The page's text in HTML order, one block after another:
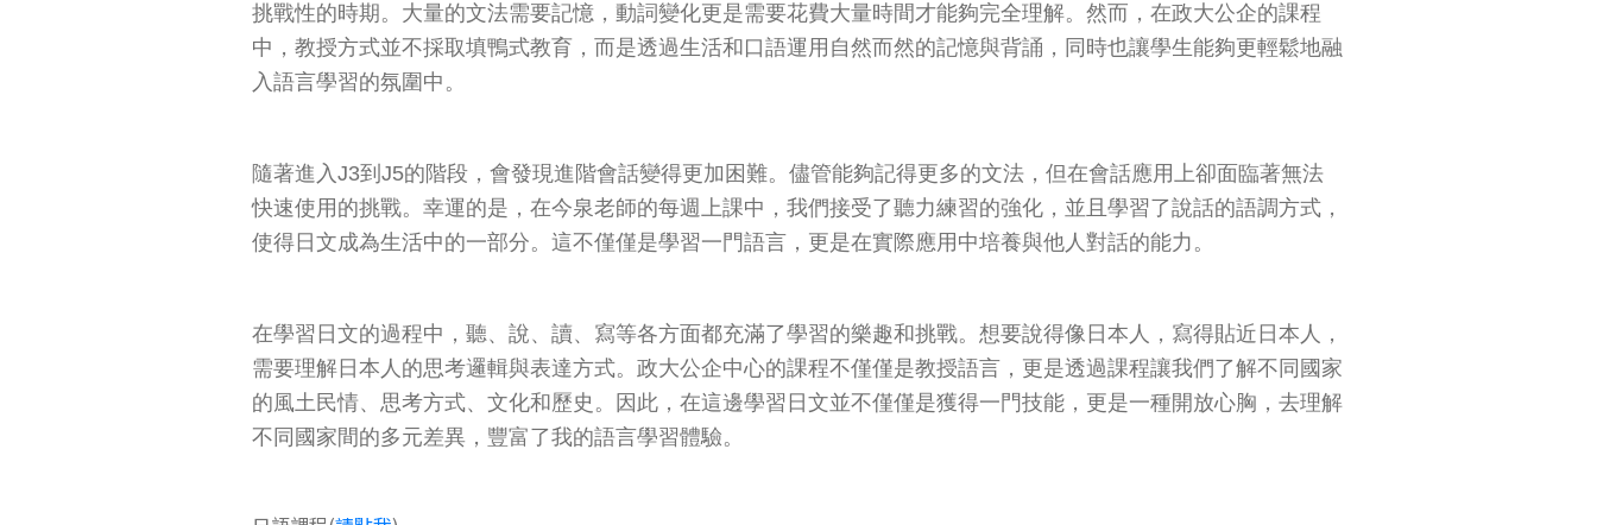
挑戰性的時期。大量的文法需要記憶，動詞變化更是需要花費大量時間才能夠完全理解。然而，在政大公企的課程
中，教授方式並不採取填鴨式教育，而是透過生活和口語運用自然而然的記憶與背誦，同時也讓學生能夠更輕鬆地融
入語言學習的氛圍中。
隨著進入J3到J5的階段，會發現進階會話變得更加困難。儘管能夠記得更多的文法，但在會話應用上卻面臨著無法
快速使用的挑戰。幸運的是，在今泉老師的每週上課中，我們接受了聽力練習的強化，並且學習了說話的語調方式，
使得日文成為生活中的一部分。這不僅僅是學習一門語言，更是在實際應用中培養與他人對話的能力。
在學習日文的過程中，聽、說、讀、寫等各方面都充滿了學習的樂趣和挑戰。想要說得像日本人，寫得貼近日本人，
需要理解日本人的思考邏輯與表達方式。政大公企中心的課程不僅僅是教授語言，更是透過課程讓我們了解不同國家
的風土民情、思考方式、文化和歷史。因此，在這邊學習日文並不僅僅是獲得一門技能，更是一種開放心胸，去理解
不同國家間的多元差異，豐富了我的語言學習體驗。